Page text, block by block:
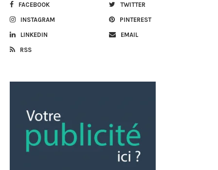
FACEBOOK TWITTER
INSTAGRAM PINTEREST
LINKEDIN EMAIL
RSS